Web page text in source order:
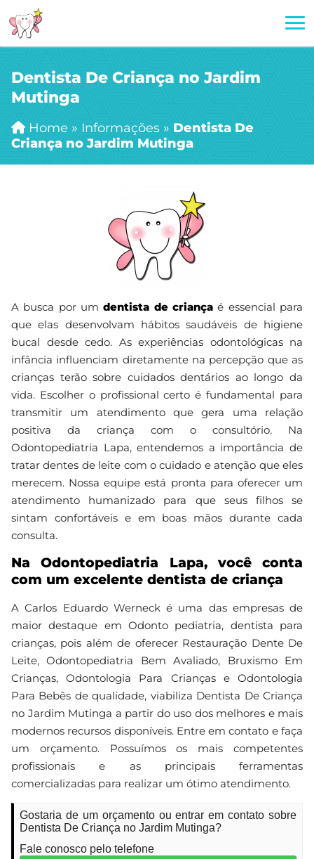
Dentista De Criança no Jardim
Mutinga
Home » Informações » Dentista De
Criança no Jardim Mutinga
A busca por umdentista de criança é essencial para
que elas desenvolvam hábitos saudáveis de higiene
bucal desde cedo. As experiências odontológicas na
infância influenciam diretamente na percepção que as
crianças terão sobre cuidados dentários ao longo da
vida. Escolher o profissional certo é fundamental para
transmitir um atendimento que gera uma relação
positiva da criança com o consultório. Na
Odontopediatria Lapa, entendemos a importância de
tratar dentes de leite com o cuidado e atenção que eles
merecem. Nossa equipe está pronta para oferecer um
atendimento humanizado para que seus filhos se
sintam confortáveis e em boas mãos durante cada
consulta.
Na Odontopediatria Lapa, você conta
com um excelente dentista de criança
A Carlos Eduardo Werneck é uma das empresas de
maior destaque em Odonto pediatria, dentista para
crianças, pois além de oferecer Restauração Dente De
Leite, Odontopediatria Bem Avaliado, Bruxismo Em
Crianças, Odontologia Para Crianças e Odontologia
Para Bebês de qualidade, viabiliza Dentista De Criança
no Jardim Mutinga a partir do uso dos melhores e mais
modernos recursos disponíveis. Entre em contato e faça
um orçamento. Possuímos os mais competentes
profissionais e as principais ferramentas
comercializadas para realizar um ótimo atendimento.
Gostaria de um orçamento ou entrar em contato sobre
Dentista De Criança no Jardim Mutinga?
Fale conosco pelo telefone